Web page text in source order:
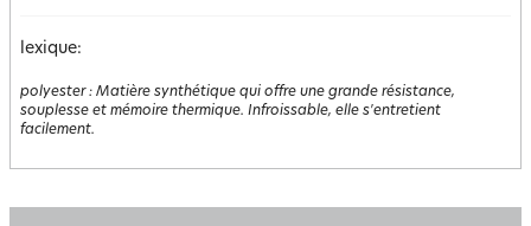
lexique:
polyester: Matière synthétique qui offre une grande résistance,
souplesse et mémoire thermique. Infroissable, elle s'entretient
facilement.